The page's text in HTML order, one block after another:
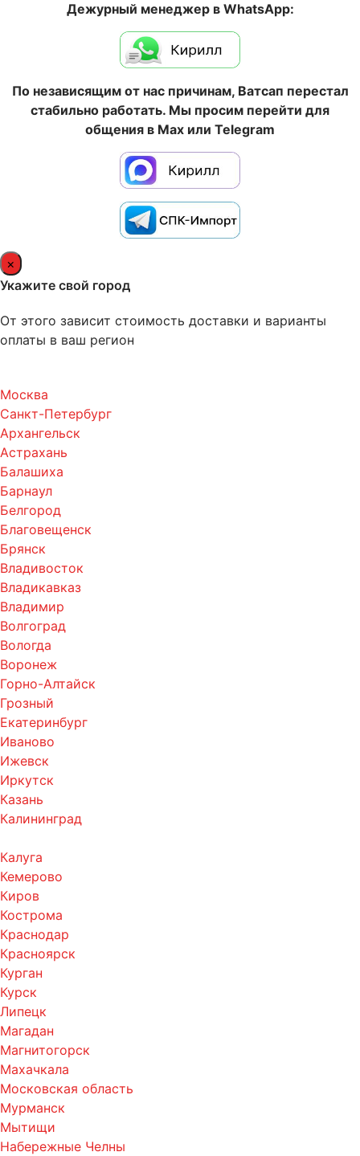
Дежурный менеджер в WhatsApp:
По независящим от нас причинам, Ватсап перестал
стабильно работать. Мы просим перейти для
общения в Max или Telegram
×
Укажите свой город
От этого зависит стоимость доставки и варианты
оплаты в ваш регион
Москва
Санкт-Петербург
Архангельск
Астрахань
Балашиха
Барнаул
Белгород
Благовещенск
Брянск
Владивосток
Владикавказ
Владимир
Волгоград
Вологда
Воронеж
Горно-Алтайск
Грозный
Екатеринбург
Иваново
Ижевск
Иркутск
Казань
Калининград
Калуга
Кемерово
Киров
Кострома
Краснодар
Красноярск
Курган
Курск
Липецк
Магадан
Магнитогорск
Махачкала
Московская область
Мурманск
Мытищи
Набережные Челны